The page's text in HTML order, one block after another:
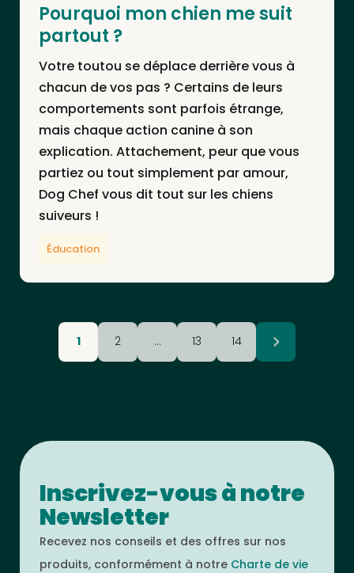
Pourquoi mon chien me suit
partout ?
Votre toutou se déplace derrière vous à
chacun de vos pas ? Certains de leurs
comportements sont parfois étrange,
mais chaque action canine à son
explication. Attachement, peur que vous
partiez ou tout simplement par amour,
Dog Chef vous dit tout sur les chiens
suiveurs !
Éducation
1 2 … 13 14
Inscrivez-vous à notre
Newsletter
Recevez nos conseils et des offres sur nos
produits, conformément à notre Charte de vie